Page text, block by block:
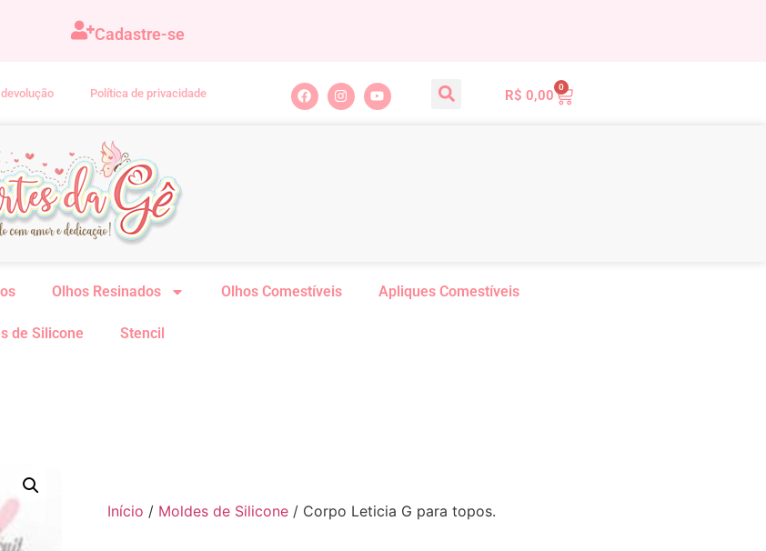
Cadastre-se
Política de privacidade R$ 0,00
0
Olhos Resinados Olhos Comestíveis Apliques Comestíveis
de Silicone Stencil
Início / Moldes de Silicone / Corpo Leticia G para topos.